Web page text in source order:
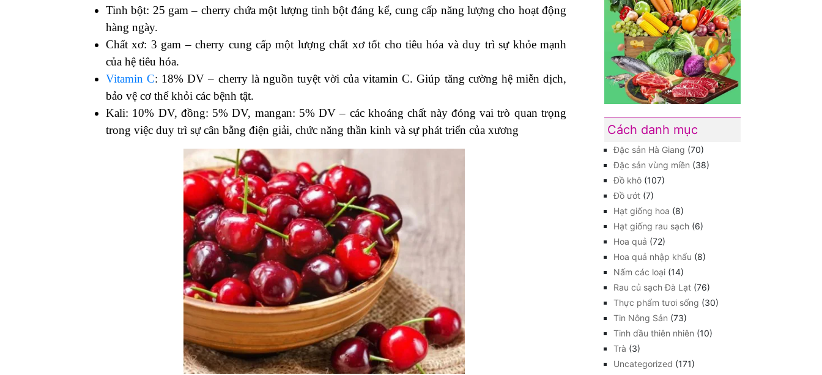
Tinh bột: 25 gam – cherry chứa một lượng tinh bột đáng kể, cung cấp năng lượng cho hoạt động
hàng ngày.
Chất xơ: 3 gam – cherry cung cấp một lượng chất xơ tốt cho tiêu hóa và duy trì sự khỏe mạnh
của hệ tiêu hóa.
Vitamin C: 18% DV – cherry là nguồn tuyệt vời của vitamin C. Giúp tăng cường hệ miễn dịch,
bảo vệ cơ thể khỏi các bệnh tật.
Kali: 10% DV, đồng: 5% DV, mangan: 5% DV – các khoáng chất này đóng vai trò quan trọng
trong việc duy trì sự cân bằng điện giải, chức năng thần kinh và sự phát triển của xương
Cách danh mục
Đặc sản Hà Giang (70)
Đặc sản vùng miền (38)
Đồ khô (107)
Đồ ướt (7)
Hạt giống hoa (8)
Hạt giống rau sạch (6)
Hoa quả (72)
Hoa quả nhập khẩu (8)
Nấm các loại (14)
Rau củ sạch Đà Lạt (76)
Thực phẩm tươi sống (30)
Tin Nông Sản (73)
Tinh dầu thiên nhiên (10)
Trà (3)
Uncategorized (171)